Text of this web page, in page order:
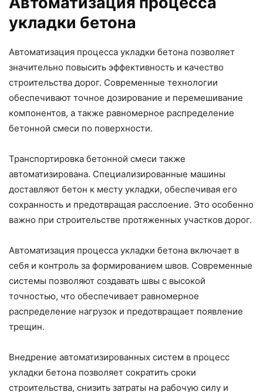
укладки бетона
Автоматизация процесса укладки бетона позволяет
значительно повысить эффективность и качество
строительства дорог. Современные технологии
обеспечивают точное дозирование и перемешивание
компонентов, а также равномерное распределение
бетонной смеси по поверхности.
Транспортировка бетонной смеси также
автоматизирована. Специализированные машины
доставляют бетон к месту укладки, обеспечивая его
сохранность и предотвращая расслоение. Это особенно
важно при строительстве протяженных участков дорог.
Автоматизация процесса укладки бетона включает в
себя и контроль за формированием швов. Современные
системы позволяют создавать швы с высокой
точностью, что обеспечивает равномерное
распределение нагрузок и предотвращает появление
трещин.
Внедрение автоматизированных систем в процесс
укладки бетона позволяет сократить сроки
строительства, снизить затраты на рабочую силу и